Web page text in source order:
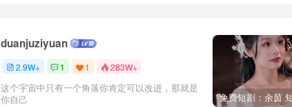
duanjuziyuan
2.9W+ 1 1 283W+
这个宇宙中只有一个角落你肯定可以改进，那就是
你自己